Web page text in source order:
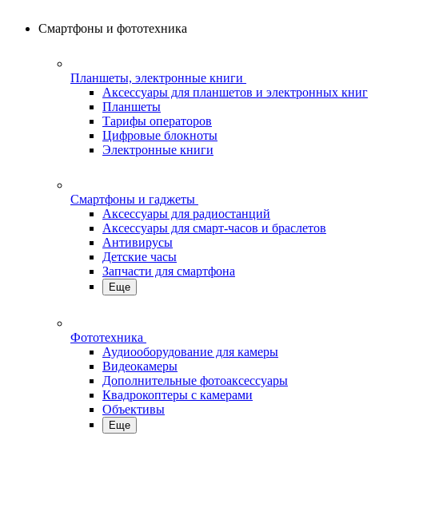
Смартфоны и фототехника
Планшеты, электронные книги
Аксессуары для планшетов и электронных книг
Планшеты
Тарифы операторов
Цифровые блокноты
Электронные книги
Смартфоны и гаджеты
Аксессуары для радиостанций
Аксессуары для смарт-часов и браслетов
Антивирусы
Детские часы
Запчасти для смартфона
Еще
Фототехника
Аудиооборудование для камеры
Видеокамеры
Дополнительные фотоаксессуары
Квадрокоптеры с камерами
Объективы
Еще